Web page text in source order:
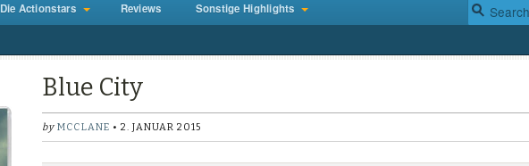
Die Actionstars Reviews Sonstige Highlights
Blue City
by MCCLANE • 2. JANUAR 2015